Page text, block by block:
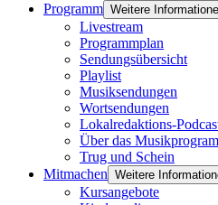
Programm Weitere
Livestream
Programmplan
Sendungsübersicht
Playlist
Musiksendungen
Wortsendungen
Lokalredaktions-
Über das
Trug und Schein
Mitmachen Weitere
Kursangebote